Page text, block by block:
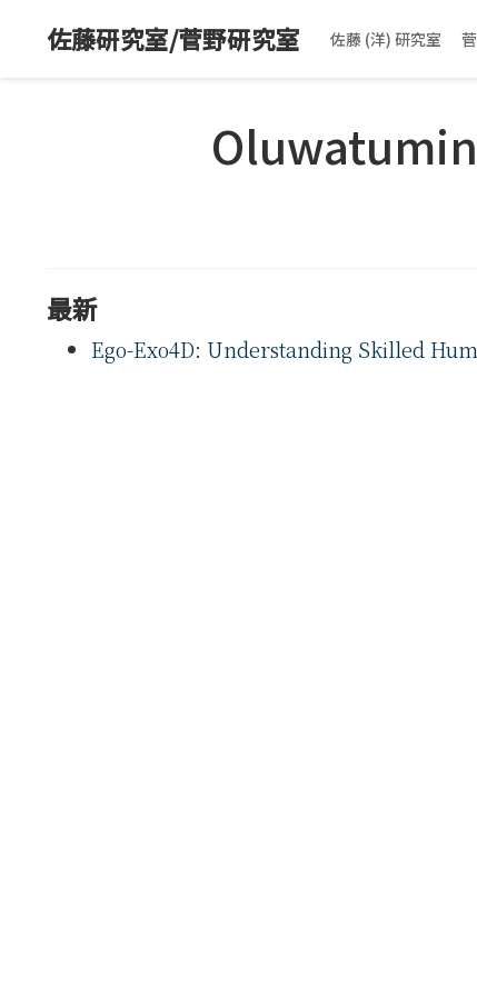
佐藤研究室/菅野研究室 佐藤 (洋) 研究室
最新
Ego-Exo4D: Understanding Skilled